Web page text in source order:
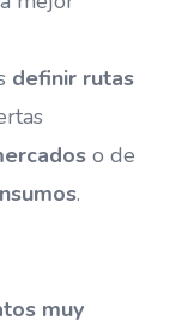
definir rutas
o de
.
muy